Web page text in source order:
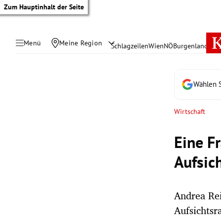
Zum Hauptinhalt der Seite
Menü Meine Region SchlagzeilenWienNÖBurgenland
Wählen
Wirtschaft
Eine
Andrea